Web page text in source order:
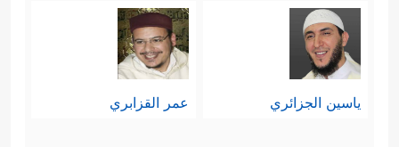
ياسين الجزائري عمر القزابري